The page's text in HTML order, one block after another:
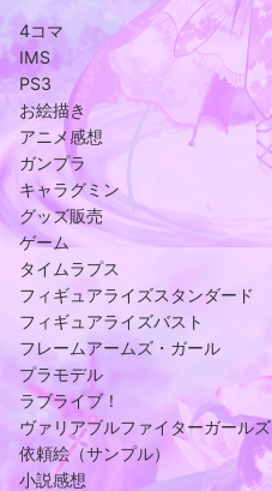
4コマ
IMS
PS3
お絵描き
アニメ感想
ガンプラ
キャラグミン
グッズ販売
ゲーム
タイムラプス
フィギュアライズスタンダード
フィギュアライズバスト
フレームアームズ・ガール
プラモデル
ラブライブ！
ヴァリアブルファイターガールズ
依頼絵（サンプル）
小説感想